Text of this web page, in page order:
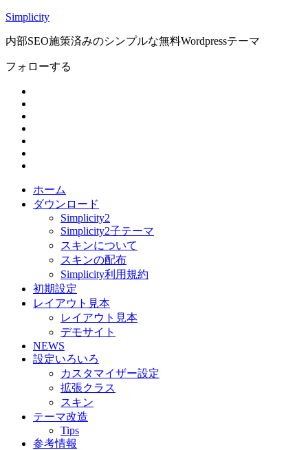
Simplicity
内部SEO施策済みのシンプルな無料Wordpressテーマ
フォローする
ホーム
ダウンロード
Simplicity2
Simplicity2子テーマ
スキンについて
スキンの配布
Simplicity利用規約
初期設定
レイアウト見本
レイアウト見本
デモサイト
NEWS
設定いろいろ
カスタマイザー設定
拡張クラス
スキン
テーマ改造
Tips
参考情報